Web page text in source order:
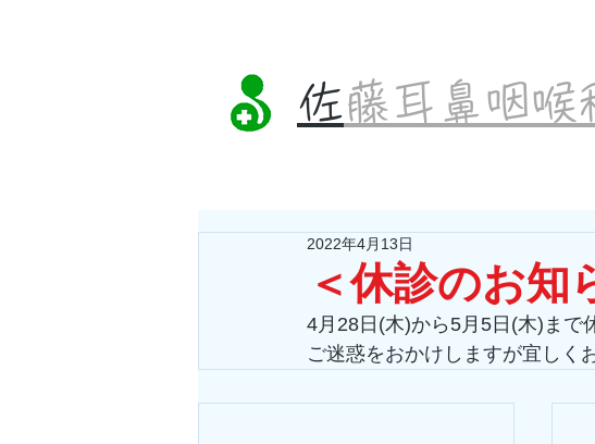
​佐藤耳鼻咽喉
＜休診のお知
2022年4月13日
4月28日(木)から5月5日(木)まで
ご迷惑をおかけしますが宜しく